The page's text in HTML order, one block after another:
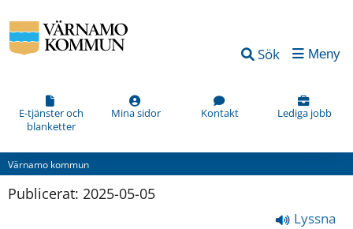
Sök Meny
E-tjänster och
blanketter
Mina sidor Kontakt Lediga jobb
Värnamo kommun
Publicerat: 2025-05-05
Lyssna